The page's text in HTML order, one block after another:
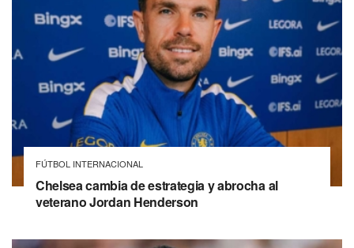
FÚTBOL INTERNACIONAL
Chelsea cambia de estrategia y abrocha al
veterano Jordan Henderson